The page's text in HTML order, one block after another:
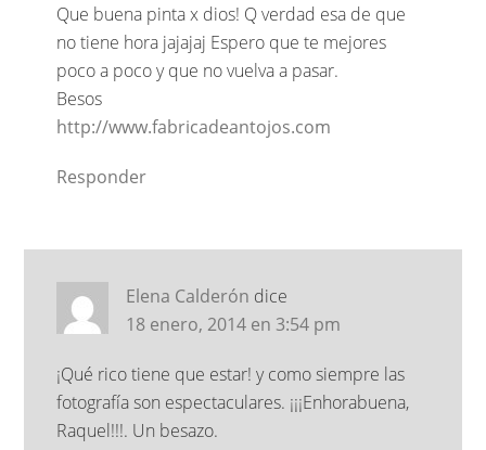
Que buena pinta x dios! Q verdad esa de que
no tiene hora jajajaj Espero que te mejores
poco a poco y que no vuelva a pasar.
Besos
http://www.fabricadeantojos.com
Responder
Elena Calderón dice
18 enero, 2014 en 3:54 pm
¡Qué rico tiene que estar! y como siempre las
fotografía son espectaculares. ¡¡¡Enhorabuena,
Raquel!!!. Un besazo.